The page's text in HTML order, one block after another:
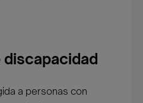
a personas con